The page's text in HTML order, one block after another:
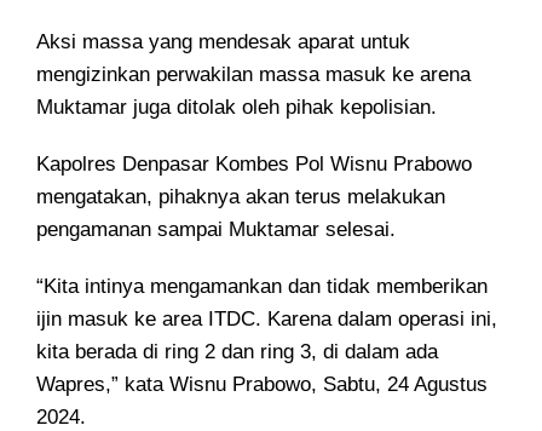
Aksi massa yang mendesak aparat untuk
mengizinkan perwakilan massa masuk ke arena
Muktamar juga ditolak oleh pihak kepolisian.
Kapolres Denpasar Kombes Pol Wisnu Prabowo
mengatakan, pihaknya akan terus melakukan
pengamanan sampai Muktamar selesai.
“Kita intinya mengamankan dan tidak memberikan
ijin masuk ke area ITDC. Karena dalam operasi ini,
kita berada di ring 2 dan ring 3, di dalam ada
Wapres,” kata Wisnu Prabowo, Sabtu, 24 Agustus
2024.